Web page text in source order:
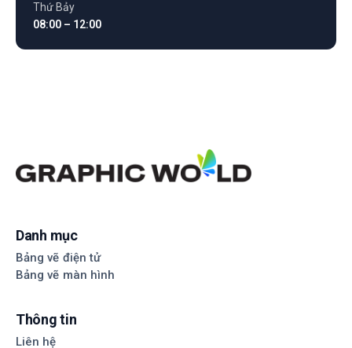
Thứ Bảy
08:00 – 12:00
Danh mục
Bảng vẽ điện tử
Bảng vẽ màn hình
Thông tin
Liên hệ